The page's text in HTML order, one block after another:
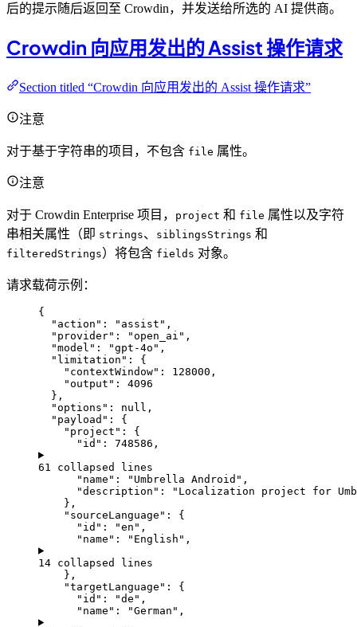
后的提示随后返回至 Crowdin，并发送给所选的 AI 提供商。
Crowdin 向应用发出的 Assist 操作请求
Section titled “Crowdin 向应用发出的 Assist 操作请求”
注意
对于基于字符串的项目，不包含 file 属性。
注意
对于 Crowdin Enterprise 项目， project 和 file 属性以及字符
串相关属性（即 strings、 siblingsStrings 和
filteredStrings）将包含 fields 对象。
请求载荷示例：
{
"action" : " assist " ,
"provider" : "open_ai " ,
"model" : "gpt-4o " ,
"limitation" : {
"contextWindow" : 128000 ,
"output" : 4096
},
"options" : null ,
"payload" : {
"project" : {
"id" : 748586 ,
61 collapsed lines
"name" : " Umbrella Android " ,
"description" : " Localization project for
},
"sourceLanguage" : {
"id" : "en " ,
"name" : " English " ,
14 collapsed lines
},
"targetLanguage" : {
"id" : "de " ,
"name" : "German " ,